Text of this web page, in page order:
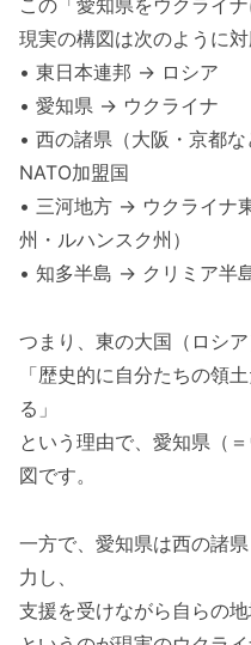
現実の構図は次のように対
• 東日本連邦 → ロシア
• 愛知県 → ウクライナ
• 西の諸県（大阪・京都
NATO加盟国
• 三河地方 → ウクライナ
州・ルハンスク州）
• 知多半島 → クリミア半
つまり、東の大国（ロシア
「歴史的に自分たちの領
る」
という理由で、愛知県（
図です。
一方で、愛知県は西の諸
力し、
支援を受けながら自らの